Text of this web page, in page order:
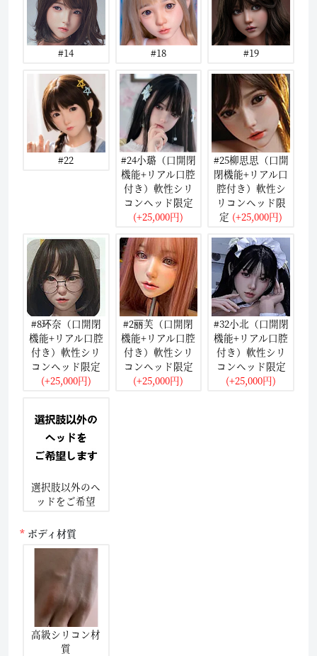
#14 #18 #19
#22
#24小璐（口開閉
機能+リアル口腔
付き）軟性シリ
コンヘッド限定
(+25,000円)
#25柳思思（口開
閉機能+リアル口
腔付き）軟性シ
リコンヘッド限
定 (+25,000円)
#8环奈（口開閉
機能+リアル口腔
付き）軟性シリ
コンヘッド限定
(+25,000円)
#2丽芙（口開閉
機能+リアル口腔
付き）軟性シリ
コンヘッド限定
(+25,000円)
#32小北（口開閉
機能+リアル口腔
付き）軟性シリ
コンヘッド限定
(+25,000円)
選択肢以外のヘ
ッドをご希望
ボディ材質
高級シリコン材
質